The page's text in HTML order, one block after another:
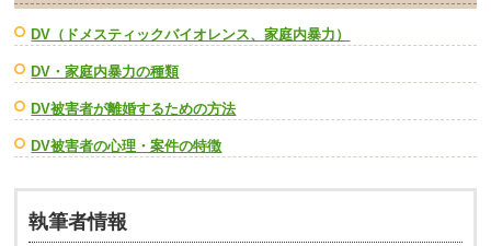
DV（ドメスティックバイオレンス、家庭内暴力）
DV・家庭内暴力の種類
DV被害者が離婚するための方法
DV被害者の心理・案件の特徴
執筆者情報